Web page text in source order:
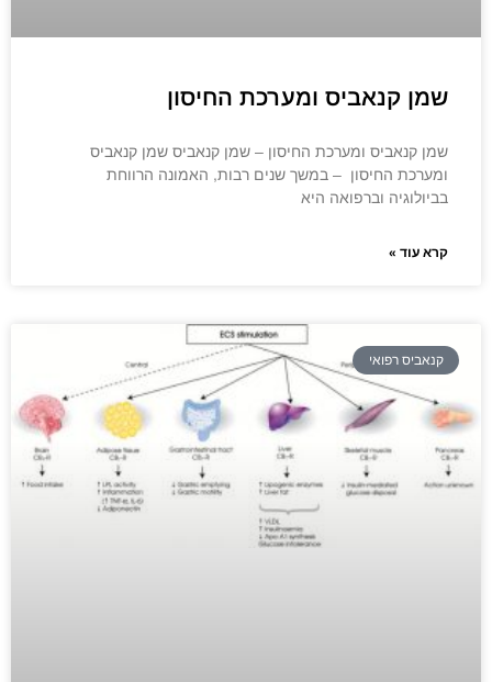
שמן קנאביס ומערכת החיסון
שמן קנאביס ומערכת החיסון – שמן קנאביס שמן קנאביס
ומערכת החיסון – במשך שנים רבות, האמונה הרווחת
בביולוגיה וברפואה היא
קרא עוד »
קנאביס רפואי